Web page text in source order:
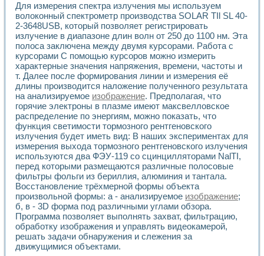
Оборудование для промышленной термотрансферной
Автоматизация реометрических исследований на базе
Применение измерителя иммитанса для исследова¬ния
Исследование электромагнитных переходных процессов
Стенд для исследования электрических переходных
Автоматизация контроля сварных швов на базе
Измерительный контроль с применением
Моделирование надежности и эффективности систем
Лабораторные практикумы и учебные стенды
Автоматизация лабораторного стенда по измерению
Автоматизированные лабораторные комплексы для
Виртуальный прибор для исследования нелинейных
Использование виртуальных приборов в процесе
Использование программ ELECTRONICS WORKBENCH-
Лабораторный практикум по дисциплине «Цифровые
Лабораторный практикум по ИНС на основе LabVIEW
Лабораторный практикум по основам теории коммутации
Опыт использования NI LabVIEW для создания
Применение LabVIEW для исследования течения в
Создание виртуальной работы «Изучение магнитных
Обратный маятник
Устройство для изучения основ интерфейсов обмена по
Лабораторный практикум: изучение адиабатического
Для измерения спектра излучения мы используем
волоконный спектрометр производства SOLAR TIl SL 40-
2-3648USB, который позволяет регистрировать
излучение в диапазоне длин волн от 250 до 1100 нм. Эта
полоса заключена между двумя курсорами. Работа с
курсорами С помощью курсоров можно измерить
характерные значения напряжения, времени, частоты и
т. Далее после формирования линии и измерения её
длины производится наложение полученного результата
на анализируемое изображение. Предполагая, что
горячие электроны в плазме имеют максвелловское
распределение по энергиям, можно показать, что
функция светимости тормозного рентгеновского
излучения будет иметь вид: В наших экспериментах для
измерения выхода тормозного рентгеновского излучения
используются два ФЭУ-119 со сцинцилляторами NalTI,
перед которыми размещаются различные полосовые
фильтры фольги из бериллия, алюминия и тантала.
Восстановление трёхмерной формы объекта
произвольной формы: а - анализируемое изображение;
б, в - 3D форма под различными углами обзора.
Программа позволяет выполнять захват, фильтрацию,
обработку изображения и управлять видеокамерой,
решать задачи обнаружения и слежения за
движущимися объектами.